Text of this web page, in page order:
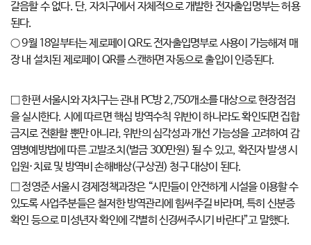
갈음할 수 없다. 단, 자치구에서 자체적으로 개발한 전자출입명부는 허용
된다.
○ 9월 18일부터는 제로페이 QR도 전자출입명부로 사용이 가능해져 매
장 내 설치된 제로페이 QR를 스캔하면 자동으로 출입이 인증된다.
□ 한편 서울시와 자치구는 관내 PC방 2,750개소를 대상으로 현장점검
을 실시한다. 시에 따르면 핵심 방역수칙 위반이 하나라도 확인되면 집합
금지로 전환할 뿐만 아니라, 위반의 심각성과 개선 가능성을 고려하여 감
염병예방법에 따른 고발조치(벌금 300만원) 될 수 있고, 확진자 발생 시
입원·치료 및 방역비 손해배상(구상권) 청구 대상이 된다.
□ 정영준 서울시 경제정책과장은 “시민들이 안전하게 시설을 이용할 수
있도록 사업주분들은 철저한 방역관리에 힘써주길 바라며, 특히 신분증
확인 등으로 미성년자 확인에 각별히 신경써주시기 바란다”고 말했다.